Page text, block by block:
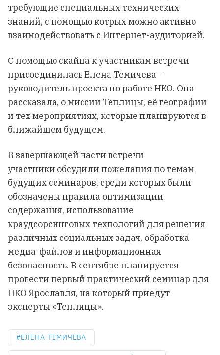
требующие специальных технических
знаний, с помощью котрых можно активно
взаимодействовать с Интернет-аудиторией.
С помощью скайпа к участникам встречи
присоединилась Елена Темичева –
руководитель проекта по работе НКО. Она
рассказала, о миссии Теплицы, её географии
и тех мероприятиях, которые планируются в
ближайшем будущем.
В завершающей части встречи
участники обсудили пожелания по темам
будущих семинаров, среди которых были
обозначены правила оптимизации
содержания, использование
краудсорсинговых технологий для решения
различных социальных задач, обработка
медиа-файлов и информационная
безопасность. В сентябре планируется
провести первый практический семинар для
НКО Ярославля, на который приедут
эксперты «Теплицы».
ЕЛЕНА ТЕМИЧЕВА